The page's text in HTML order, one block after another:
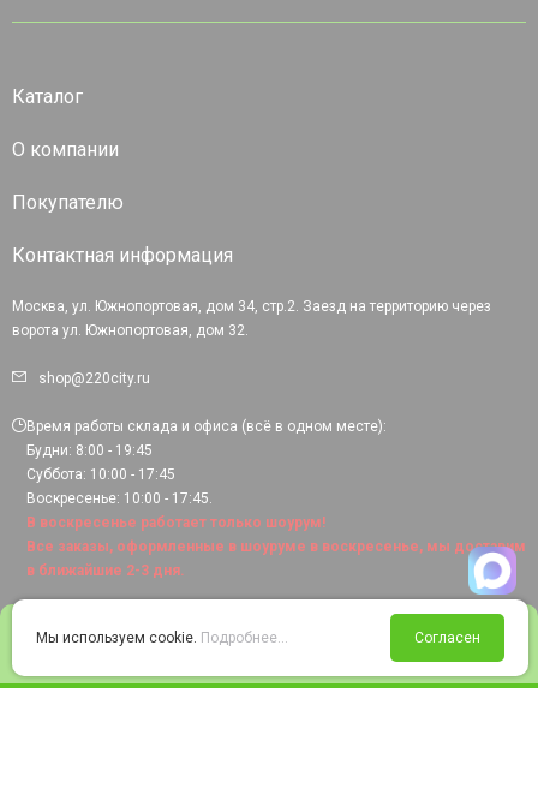
Войти Избранное Корзина
Каталог
О компании
Покупателю
Контактная информация
Москва, ул. Южнопортовая, дом 34, стр.2. Заезд на территорию через
ворота ул. Южнопортовая, дом 32.
shop@220city.ru
Время работы склада и офиса (всё в одном месте):
Будни: 8:00 - 19:45
Суббота: 10:00 - 17:45
Воскресенье: 10:00 - 17:45.
В воскресенье работает только шоурум!
Все заказы, оформленные в шоуруме в воскресенье, мы доставим
в ближайшие 2-3 дня.
Мы используем cookie. Подробнее... Согласен